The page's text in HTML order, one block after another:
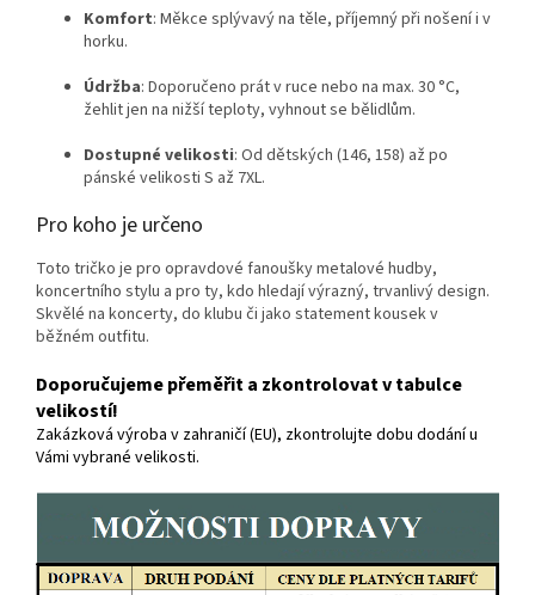
Komfort: Měkce splývavý na těle, příjemný při nošení i v
horku.
Údržba: Doporučeno prát v ruce nebo na max. 30 °C,
žehlit jen na nižší teploty, vyhnout se bělidlům.
Dostupné velikosti: Od dětských (146, 158) až po
pánské velikosti S až 7XL.
Pro koho je určeno
Toto tričko je pro opravdové fanoušky metalové hudby,
koncertního stylu a pro ty, kdo hledají výrazný, trvanlivý design.
Skvělé na koncerty, do klubu či jako statement kousek v
běžném outfitu.
Doporučujeme přeměřit a zkontrolovat v tabulce
velikostí!
Zakázková výroba v zahraničí (EU), zkontrolujte dobu dodání u
Vámi vybrané velikosti.